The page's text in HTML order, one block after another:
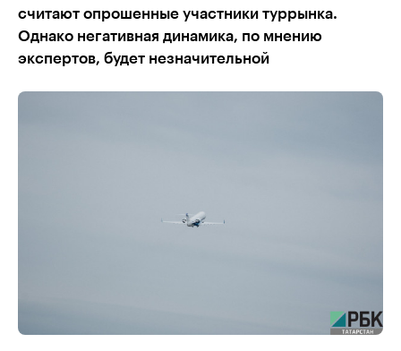
считают опрошенные участники туррынка.
Однако негативная динамика, по мнению
экспертов, будет незначительной